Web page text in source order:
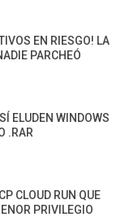
EN RIESGO! LA
PARCHEÓ
ELUDEN WINDOWS
.RAR
CLOUD RUN QUE
PRIVILEGIO